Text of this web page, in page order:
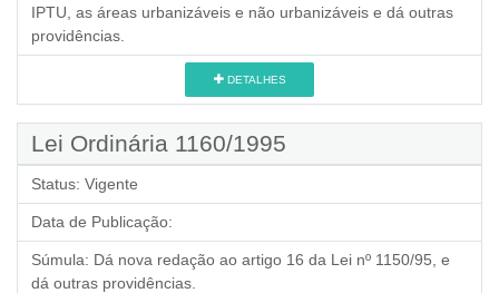
IPTU, as áreas urbanizáveis e não urbanizáveis e dá outras
providências.
DETALHES
Lei Ordinária 1160/1995
Status: Vigente
Data de Publicação:
Súmula: Dá nova redação ao artigo 16 da Lei nº 1150/95, e
dá outras providências.